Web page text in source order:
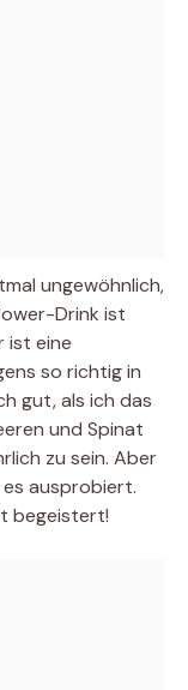
ungewöhnlich,
Drink ist
ist eine
so richtig in
gut, als ich das
und Spinat
zu sein. Aber
ausprobiert.
begeistert!